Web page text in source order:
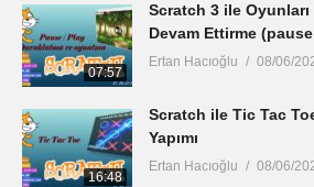
07:57
Scratch 3 ile Oyunları
Devam Ettirme
Ertan Hacıoğlu 08/06/
16:48
Scratch ile Tic Tac
Yapımı
Ertan Hacıoğlu 08/06/